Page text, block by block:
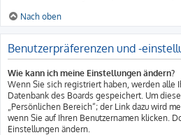
Nach oben
Benutzerpräferenzen und -
Wie kann ich meine Einstellungen ändern?
Wenn Sie sich registriert haben, werden alle
Datenbank des Boards gespeichert. Um
„Persönlichen Bereich“; der Link dazu wird
wenn Sie auf Ihren Benutzernamen klicken.
Einstellungen ändern.